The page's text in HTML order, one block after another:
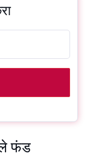
फंड